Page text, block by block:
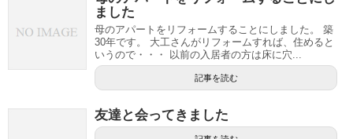
ました
母のアパートをリフォームすることにしました。 築
30年です。 大工さんがリフォームすれば、住めると
いうので・・・ 以前の入居者の方は床に穴...
記事を読む
友達と会ってきました